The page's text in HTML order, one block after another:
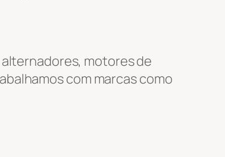
alternadores, motores de
com marcas como